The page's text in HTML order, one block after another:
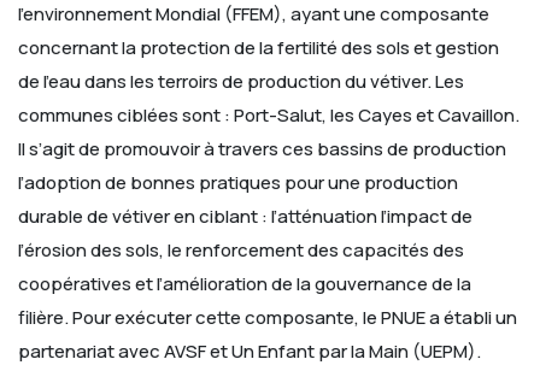
l’environnement Mondial (FFEM), ayant une composante
concernant la protection de la fertilité des sols et gestion
de l’eau dans les terroirs de production du vétiver. Les
communes ciblées sont : Port-Salut, les Cayes et Cavaillon.
Il s’agit de promouvoir à travers ces bassins de production
l’adoption de bonnes pratiques pour une production
durable de vétiver en ciblant : l’atténuation l’impact de
l’érosion des sols, le renforcement des capacités des
coopératives et l’amélioration de la gouvernance de la
filière.Pour exécuter cette composante, le PNUE a établi un
partenariat avec AVSF et Un Enfant par la Main (UEPM).